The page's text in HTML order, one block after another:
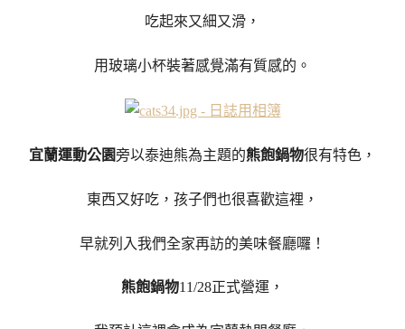
吃起來又細又滑，
用玻璃小杯裝著感覺滿有質感的。
宜蘭運動公園旁以泰迪熊為主題的熊飽鍋物很有特色，
東西又好吃，孩子們也很喜歡這裡，
早就列入我們全家再訪的美味餐廳囉！
熊飽鍋物11/28正式營運，